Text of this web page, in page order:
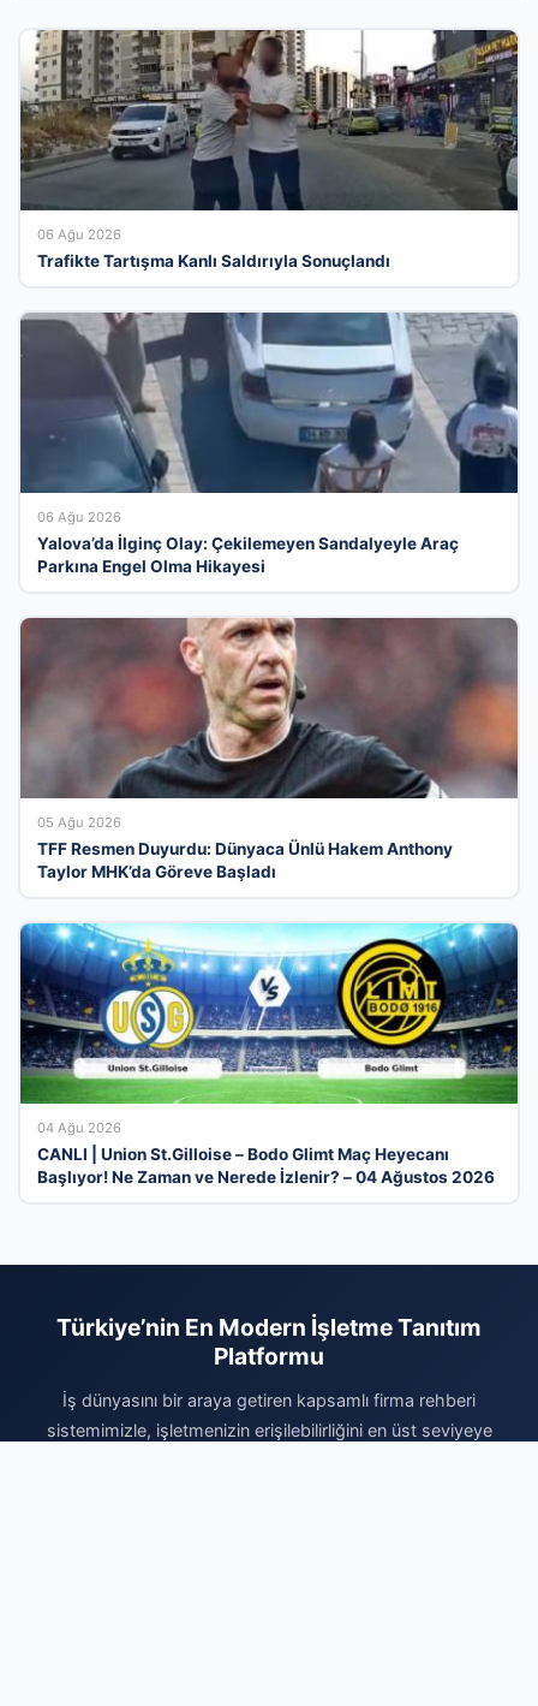
06 Ağu 2026
Trafikte Tartışma Kanlı Saldırıyla Sonuçlandı
06 Ağu 2026
Yalova’da İlginç Olay: Çekilemeyen Sandalyeyle Araç
Parkına Engel Olma Hikayesi
05 Ağu 2026
TFF Resmen Duyurdu: Dünyaca Ünlü Hakem Anthony
Taylor MHK’da Göreve Başladı
04 Ağu 2026
CANLI | Union St.Gilloise – Bodo Glimt Maç Heyecanı
Başlıyor! Ne Zaman ve Nerede İzlenir? – 04 Ağustos 2026
Türkiye’nin En Modern İşletme Tanıtım
Platformu
İş dünyasını bir araya getiren kapsamlı firma rehberi
sistemimizle, işletmenizin erişilebilirliğini en üst seviyeye